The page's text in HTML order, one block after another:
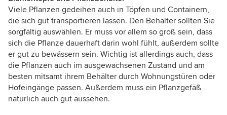
Viele Pflanzen gedeihen auch in Töpfen und Containern,
die sich gut transportieren lassen. Den Behälter sollten Sie
sorgfältig auswählen. Er muss vor allem so groß sein, dass
sich die Pflanze dauerhaft darin wohl fühlt, außerdem sollte
er gut zu bewässern sein. Wichtig ist allerdings auch, dass
die Pflanzen auch im ausgewachsenen Zustand und am
besten mitsamt ihrem Behälter durch Wohnungstüren oder
Hofeingänge passen. Außerdem muss ein Pflanzgefäß
natürlich auch gut aussehen.